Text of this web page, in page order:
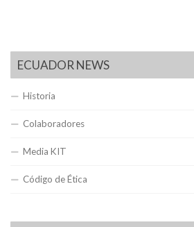
ECUADOR NEWS
Historia
Colaboradores
Media KIT
Código de Ética